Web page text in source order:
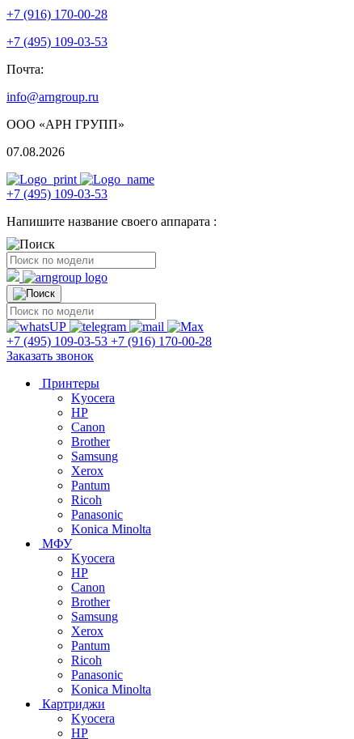
+7 (916) 170-00-28
+7 (495) 109-03-53
Почта:
info@arngroup.ru
ООО «АРН ГРУПП»
07.08.2026
+7 (495) 109-03-53
Напишите название своего аппарата :
+7 (495) 109-03-53 +7 (916) 170-00-28
Заказать звонок
Принтеры
Kyocera
HP
Canon
Brother
Samsung
Xerox
Pantum
Ricoh
Panasonic
Konica Minolta
МФУ
Kyocera
HP
Canon
Brother
Samsung
Xerox
Pantum
Ricoh
Panasonic
Konica Minolta
Картриджи
Kyocera
HP